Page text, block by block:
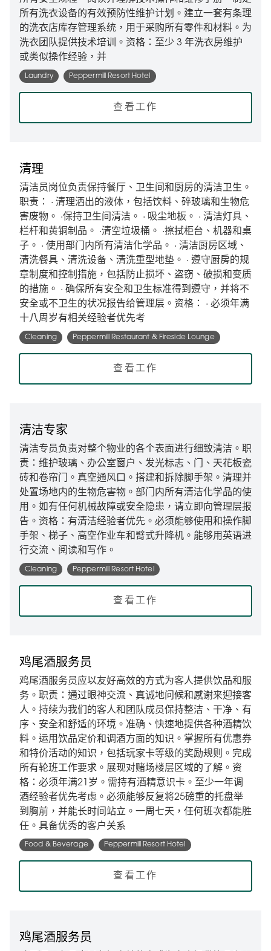
所有洗衣设备的有效预防性维护计划。建立一套有条理
的洗衣店库存管理系统，用于采购所有零件和材料。为
洗衣团队提供技术培训。资格：至少 3 年洗衣房维护
或类似操作经验，并
Laundry Peppermill Resort Hotel
查看工作
清理
清洁员岗位负责保持餐厅、卫生间和厨房的清洁卫生。
职责： · 清理洒出的液体，包括饮料、碎玻璃和生物危
害废物。 ·保持卫生间清洁。 · 吸尘地板。 · 清洁灯具、
栏杆和黄铜制品。 ·清空垃圾桶。 ·擦拭柜台、机器和桌
子。 · 使用部门内所有清洁化学品。 · 清洁厨房区域、
清洗餐具、清洗设备、清洗重型地垫。 · 遵守厨房的规
章制度和控制措施，包括防止损坏、盗窃、破损和变质
的措施。 · 确保所有安全和卫生标准得到遵守，并将不
安全或不卫生的状况报告给管理层。资格： · 必须年满
十八周岁有相关经验者优先考
Cleaning Peppermill Restaurant & Fireside Lounge
查看工作
清洁专家
清洁专员负责对整个物业的各个表面进行细致清洁。职
责：维护玻璃、办公室窗户、发光标志、门、天花板瓷
砖和卷帘门。真空通风口。搭建和拆除脚手架。清理并
处置场地内的生物危害物。部门内所有清洁化学品的使
用。如有任何机械故障或安全隐患，请立即向管理层报
告。资格：有清洁经验者优先。必须能够使用和操作脚
手架、梯子、高空作业车和臂式升降机。能够用英语进
行交流、阅读和写作。
Cleaning Peppermill Resort Hotel
查看工作
鸡尾酒服务员
鸡尾酒服务员应以友好高效的方式为客人提供饮品和服
务。职责：通过眼神交流、真诚地问候和感谢来迎接客
人。持续为我们的客人和团队成员保持整洁、干净、有
序、安全和舒适的环境。准确、快速地提供各种酒精饮
料。运用饮品定价和调酒方面的知识。掌握所有优惠券
和特价活动的知识，包括玩家卡等级的奖励规则。完成
所有轮班工作要求。展现对赌场楼层区域的了解。资
格：必须年满21岁。需持有酒精意识卡。至少一年调
酒经验者优先考虑。必须能够反复将25磅重的托盘举
到胸前，并能长时间站立。一周七天，任何班次都能胜
任。具备优秀的客户关系
Food & Beverage Peppermill Resort Hotel
查看工作
鸡尾酒服务员